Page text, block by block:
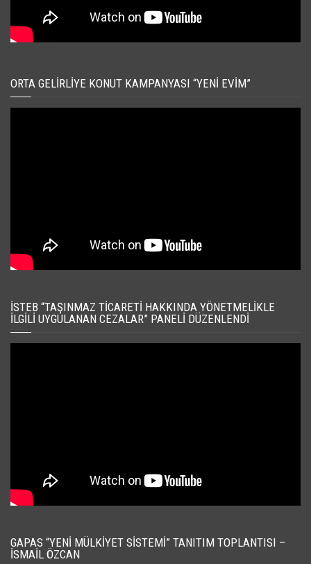
ORTA GELIRLIYE KONUT KAMPANYASI “YENI EVIM”
İSTEB “TAŞINMAZ TICARETI HAKKINDA YÖNETMELIKLE
İLGILI UYGULANAN CEZALAR” PANELI DÜZENLENDI
GAPAS “YENI MÜLKIYET SISTEMI” TANITIM TOPLANTISI –
İSMAIL ÖZCAN